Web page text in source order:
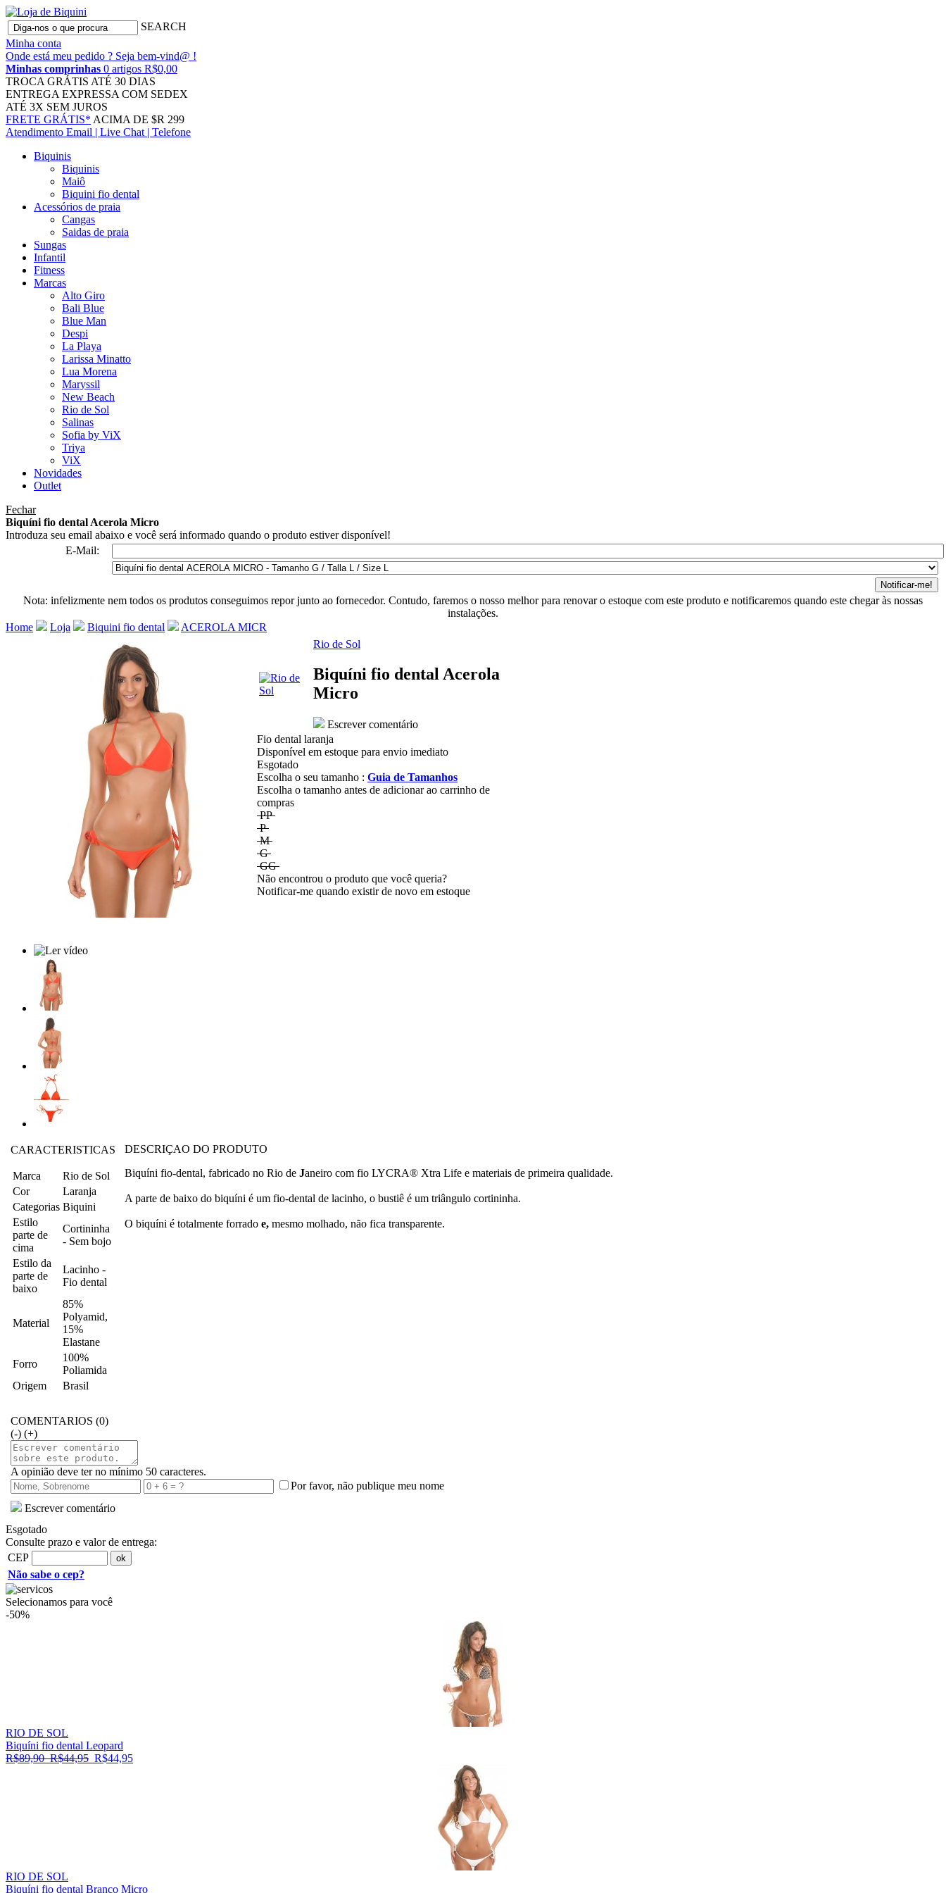
SEARCH
Minha conta
Onde está meu pedido ? Seja bem-vind@ !
Minhas comprinhas 0 artigos R$0,00
TROCA GRÁTIS ATÉ 30 DIAS
ENTREGA EXPRESSA COM SEDEX
ATÉ 3X SEM JUROS
FRETE GRÁTIS* ACIMA DE $R 299
Atendimento Email | Live Chat | Telefone
Biquinis
Biquinis
Maiô
Biquini fio dental
Acessórios de praia
Cangas
Saidas de praia
Sungas
Infantil
Fitness
Marcas
Alto Giro
Bali Blue
Blue Man
Despi
La Playa
Larissa Minatto
Lua Morena
Maryssil
New Beach
Rio de Sol
Salinas
Sofia by ViX
Triya
ViX
Novidades
Outlet
Fechar
Biquíni fio dental Acerola Micro
Introduza seu email abaixo e você será informado quando o produto estiver disponível!
E-Mail:
Nota: infelizmente nem todos os produtos conseguimos repor junto ao fornecedor. Contudo, faremos o nosso melhor para renovar o estoque com este produto e notificaremos quando este chegar às nossas
instalações.
Home
Loja Biquini fio dental
ACEROLA MICR
Rio de Sol
Biquíni fio dental Acerola
Micro
Escrever comentário
Fio dental laranja
Disponível em estoque para envio imediato
Esgotado
Escolha o seu tamanho : Guia de Tamanhos
Escolha o tamanho antes de adicionar ao carrinho de
compras
PP
P
M
G
GG
Não encontrou o produto que você queria?
Notificar-me quando existir de novo em estoque
CARACTERISTICAS
Marca
Rio de Sol
Cor
Laranja
Categorias Biquini
Estilo
parte de
cima
Cortininha
- Sem bojo
Estilo da
parte de
baixo
Lacinho -
Fio dental
Material
85%
Polyamid,
15%
Elastane
Forro
100%
Poliamida
Origem
Brasil
DESCRIÇAO DO PRODUTO
Biquíni fio-dental, fabricado no Rio de Janeiro com fio LYCRA® Xtra Life e materiais de primeira qualidade.
A parte de baixo do biquíni é um fio-dental de lacinho, o bustiê é um triângulo cortininha.
O biquíni é totalmente forrado e, mesmo molhado, não fica transparente.
COMENTARIOS (0)
(-) (+)
A opinião deve ter no mínimo 50 caracteres.
Por favor, não publique meu nome
Escrever comentário
Esgotado
Consulte prazo e valor de entrega:
CEP
Não sabe o cep?
Selecionamos para você
-50%
RIO DE SOL
Biquíni fio dental Leopard
R$89,90 R$44,95 R$44,95
RIO DE SOL
Biquíni fio dental Branco Micro